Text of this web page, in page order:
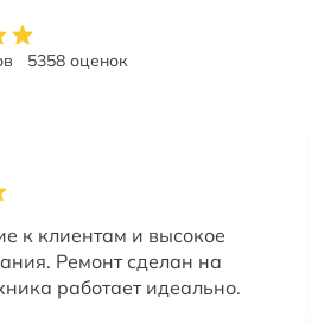
5358 оценок
к клиентам и высокое
Ремонт сделан на
работает идеально.